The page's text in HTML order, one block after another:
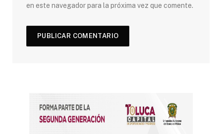
en este navegador para la próxima vez que comente.